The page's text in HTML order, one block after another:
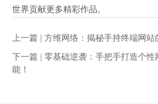
世界贡献更多精彩作品。
上一篇 | 方维网络：揭秘手持终端网站
下一篇 | 零基础逆袭：手把手打造个
能！